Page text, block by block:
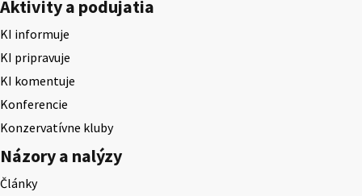
Aktivity a podujatia
KI informuje
KI pripravuje
KI komentuje
Konferencie
Konzervatívne kluby
Názory a nalýzy
Články